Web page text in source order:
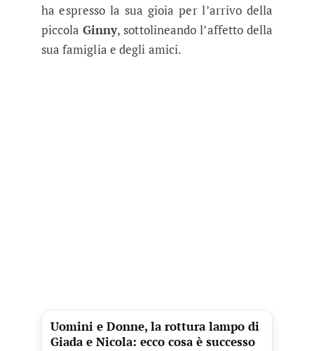
ha espresso la sua gioia per l’arrivo della
piccola Ginny, sottolineando l’affetto della
sua famiglia e degli amici.
Uomini e Donne, la rottura lampo di
Giada e Nicola: ecco cosa è successo